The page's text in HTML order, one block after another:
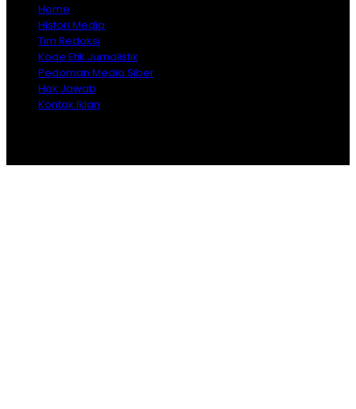
Home
Histori Media
Tim Redaksi
Kode Etik Jurnalistik
Pedoman Media Siber
Hak Jawab
Kontak Iklan